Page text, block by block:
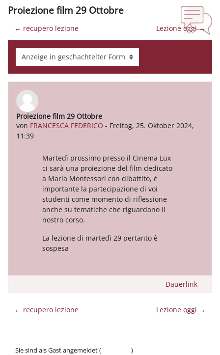
Proiezione film 29 Ottobre
← recupero lezione Lezione oggi →
Anzeigemodus
Proiezione film 29 Ottobre
von FRANCESCA FEDERICO - Freitag, 25. Oktober 2024,
11:39
Anzahl Antworten: 0
Martedì prossimo presso il Cinema Lux
ci sarà una proiezione del film dedicato
a Maria Montessori con dibattito, è
importante la partecipazione di voi
studenti come momento di riflessione
anche su tematiche che riguardano il
nostro corso.
La lezione di martedì 29 pertanto è
sospesa
Dauerlink
← recupero lezione Lezione oggi →
Sie sind als Gast angemeldet (
)